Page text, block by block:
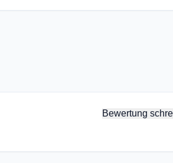
Bewertung